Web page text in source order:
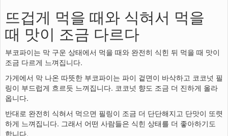
뜨겁게 먹을 때와 식혀서 먹을
때 맛이 조금 다르다
부코파이는 막 구운 상태에서 먹을 때와 완전히 식힌 뒤 먹을 때 맛이
조금 다르게 느껴집니다.
가게에서 막 나온 따뜻한 부코파이는 파이 겉면이 바삭하고 코코넛 필
링이 부드럽게 흐르듯 느껴집니다. 코코넛 향도 조금 더 진하게 올라
옵니다.
반대로 완전히 식혀서 먹으면 필링이 조금 더 단단해지고 단맛이 또렷
하게 느껴집니다. 그래서 어떤 사람들은 식힌 상태를 더 좋아하기도
합니다.